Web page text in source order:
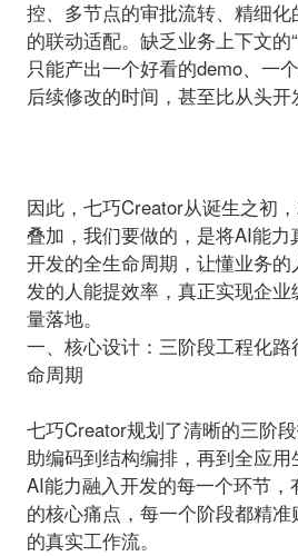
控、多节点的审批流转、精细
的联动适配。缺乏业务上下文的
只能产出一个好看的demo、一
后续修改的时间，甚至比从头开
因此，七巧Creator从诞生之初
叠加，我们要做的，是将AI能力
开发的全生命周期，让懂业务
发的人能提效率，真正实现企
量落地。
一、核心设计：三阶段工程化
命周期
七巧Creator规划了清晰的三阶
助编码到结构编排，再到全应
AI能力融入开发的每一个环节，
的核心痛点，每一个阶段都精准
的真实工作流。